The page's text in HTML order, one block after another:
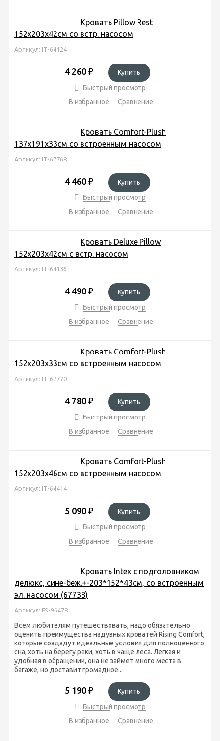
Кровать Pillow Rest
152х203х42см со встр. насосом
Артикул: IT-64124
4 260 ₽
Купить
Быстрый просмотр
В избранное
Сравнение
Кровать Comfort-Plush
137х191х33см со встроенным насосом
Артикул: IT-67768
4 460 ₽
Купить
Быстрый просмотр
В избранное
Сравнение
Кровать Deluxe Pillow
152х203х42см с встр. насосом
Артикул: IT-64136
4 490 ₽
Купить
Быстрый просмотр
В избранное
Сравнение
Кровать Comfort-Plush
152х203х33см со встроенным насосом
Артикул: IT-67770
4 780 ₽
Купить
Быстрый просмотр
В избранное
Сравнение
Кровать Comfort-Plush
152х203х46см со встроенным насосом
Артикул: IT-64414
5 090 ₽
Купить
Быстрый просмотр
В избранное
Сравнение
Кровать Intex с подголовником
делюкс, сине-беж.+-203*152*43см, со встроенным
эл. насосом (67738)
Артикул: FS-96478
Всем любителям путешествовать, надо обязательно
оценить преимущества надувных кроватей Rising Comfort,
которые создадут идеальные условия для полноценного
сна, хоть на берегу реки, хоть в чаще леса. Легкая и
удобная в обращении, она не займет много места в
багаже, но доставит громадное...
5 190 ₽
Купить
Быстрый просмотр
В избранное
Сравнение